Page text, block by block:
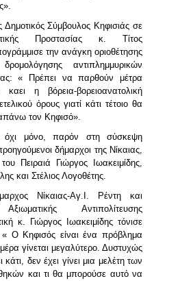
Δημοτικός Σύμβουλος Κηφισιάς σε
Προστασίας κ. Τίτος
την ανάγκη οριοθέτησης
αντιπλημμυρικών
« Πρέπει να παρθούν μέτρα
η βόρεια-βορειοανατολική
όρους γιατί κάτι τέτοιο θα
τον Κηφισό».
όχι μόνο, παρόν στη σύσκεψη
δήμαρχοι της Νίκαιας,
Πειραιά Γιώργος Ιωακειμίδης,
και Στέλιος Λογοθέτης.
Νίκαιας-Αγ.Ι. Ρέντη και
Αντιπολίτευσης
κ. Γιώργος Ιωακειμίδης τόνισε
Ο Κηφισός είναι ένα πρόβλημα
γίνεται μεγαλύτερο. Δυστυχώς
κάτι, δεν έχει γίνει μια μελέτη των
και τι θα μπορούσε αυτό να